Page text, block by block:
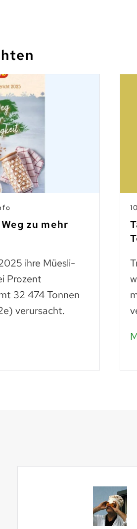
zu mehr
ihre Müesli-
Prozent
32 474 Tonnen
verursacht.